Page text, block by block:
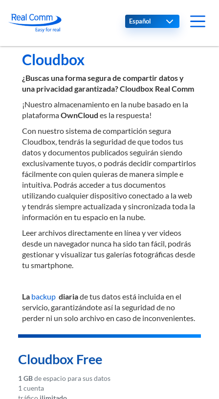
Select your language
Cloudbox
¿Buscas una forma segura de compartir datos y
una privacidad garantizada? Cloudbox Real Comm
¡Nuestro almacenamiento en la nube basado en la
plataformaOwnCloud es la respuesta!
Con nuestro sistema de compartición segura
Cloudbox, tendrás la seguridad de que todos tus
datos y documentos publicados seguirán siendo
exclusivamente tuyos, o podrás decidir compartirlos
fácilmente con quien quieras de manera simple e
intuitiva. Podrás acceder a tus documentos
utilizando cualquier dispositivo conectado a la web
y tendrás siempre actualizada y sincronizada toda la
información en tu espacio en la nube.
Leer archivos directamente en línea y ver videos
desde un navegador nunca ha sido tan fácil, podrás
gestionar y visualizar tus galerías fotográficas desde
tu smartphone.
La backup diariade tus datos está incluida en el
servicio, garantizándote así la seguridad de no
perder ni un solo archivo en caso de inconvenientes.
Cloudbox Free
1 GBde espacio para sus datos
1 cuenta